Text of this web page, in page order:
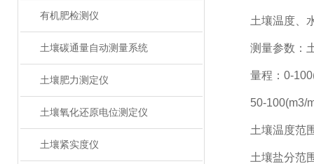
有机肥检测仪
土壤碳通量自动测量系统
土壤肥力测定仪
土壤氧化还原电位测定仪
土壤紧实度仪
土壤温度、水
测量参数：土
量程：0-
50-100(m3/
土壤温度范围
土壤盐分范围